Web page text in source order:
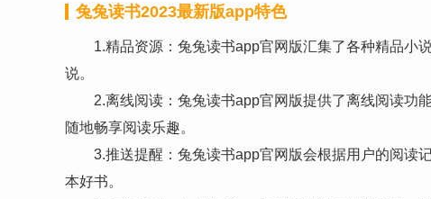
兔兔读书2023最新版app特色
1.精品资源：兔兔读书app官网版汇集了各种精品小
说。
2.离线阅读：兔兔读书app官网版提供了离线阅读功
随地畅享阅读乐趣。
3.推送提醒：兔兔读书app官网版会根据用户的阅读
本好书。